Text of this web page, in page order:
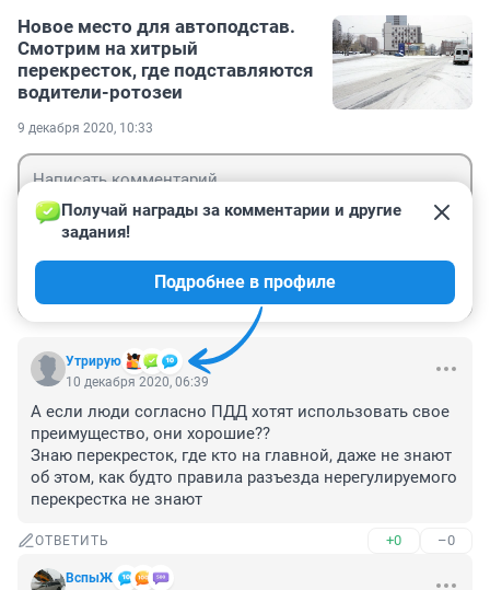
Новое место для автоподстав.
Смотрим на хитрый
перекресток, где подставляются
водители-ротозеи
9 декабря 2020, 10:33
Утрирую
Получай награды за комментарии и другие
задания!
Подробнее в профиле
10 декабря 2020, 06:39
А если люди согласно ПДД хотят использовать свое
преимущество, они хорошие??
Знаю перекресток, где кто на главной, даже не знают
об этом, как будто правила разъезда нерегулируемого
перекрестка не знают
ОТВЕТИТЬ +0 –0
ВспыЖ